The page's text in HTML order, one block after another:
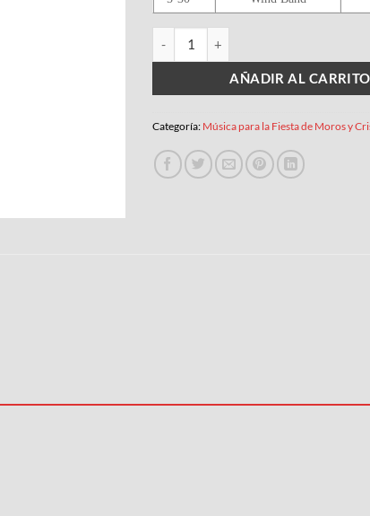
MÚSICS DEL XXI cantidad
AÑADIR AL CARRITO
Categoría: Música para la Fiesta de Moros y